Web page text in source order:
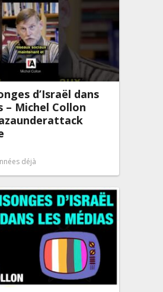
d’Israël dans
– Michel Collon
déjà